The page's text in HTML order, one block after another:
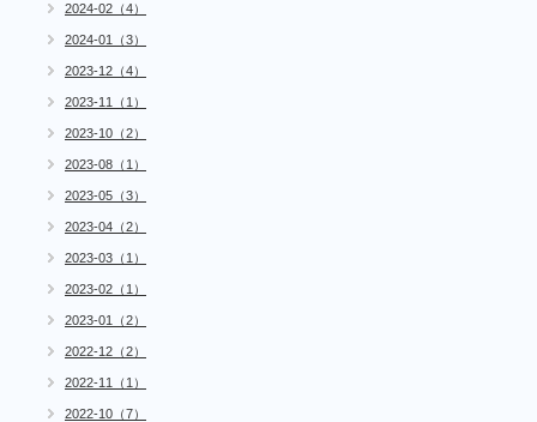
2024-02（4）
2024-01（3）
2023-12（4）
2023-11（1）
2023-10（2）
2023-08（1）
2023-05（3）
2023-04（2）
2023-03（1）
2023-02（1）
2023-01（2）
2022-12（2）
2022-11（1）
2022-10（7）